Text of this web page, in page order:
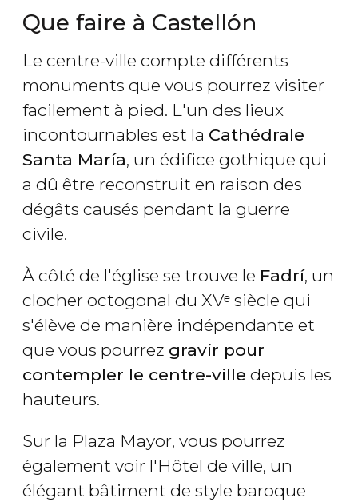
Que faire à Castellón
Le centre-ville compte différents
monuments que vous pourrez visiter
facilement à pied. L'un des lieux
incontournables est la Cathédrale
Santa María, un édifice gothique qui
a dû être reconstruit en raison des
dégâts causés pendant la guerre
civile.
À côté de l'église se trouve le Fadrí, un
clocher octogonal du XVᵉ siècle qui
s'élève de manière indépendante et
que vous pourrez gravir pour
contempler le centre-ville depuis les
hauteurs.
Sur la Plaza Mayor, vous pourrez
également voir l'Hôtel de ville, un
élégant bâtiment de style baroque